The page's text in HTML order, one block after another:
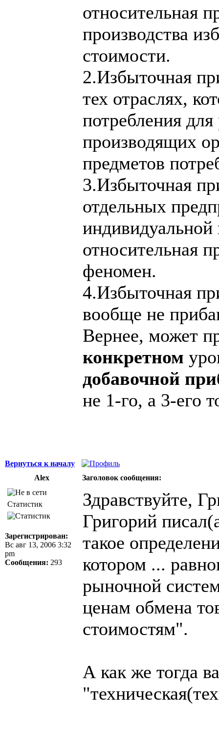
относительная
производства
стоимости.
2.Избыточная
тех отраслях,
потребления
производящих
предметов
3.Избыточная
отдельных
относительная
феномен.
4.Избыточная
вообще не
Вернее, может
конкретном
добавочной
не 1-го, а 3-его
Вернуться к началу
Alex
Заголовок сообщения:
Статистик
Зарегистрирован:
Вс авг 13, 2006 3:32
pm
Сообщения: 293
Здравствуйте,
Григорий
такое
котором ...
рыночной
ценам обмена
стоимостям".
А как же тогда